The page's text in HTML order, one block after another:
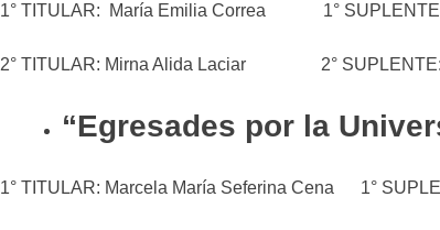
1° TITULAR: María Emilia Correa 1° SUPLENTE:
2° TITULAR: Mirna Alida Laciar 2° SUPLENTE:
“Egresades por la
1° TITULAR: Marcela María Seferina Cena 1°